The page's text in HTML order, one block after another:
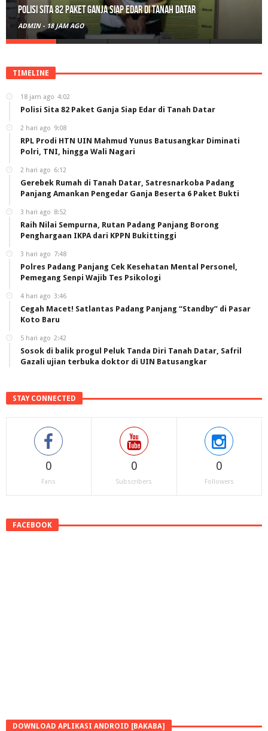
Polisi Sita 82 Paket Ganja Siap Edar di Tanah Datar
ADMIN - 18 JAM AGO
TIMELINE
18 jam ago 4:02
Polisi Sita 82 Paket Ganja Siap Edar di Tanah Datar
2 hari ago 9:08
RPL Prodi HTN UIN Mahmud Yunus Batusangkar Diminati
Polri, TNI, hingga Wali Nagari
2 hari ago 6:12
Gerebek Rumah di Tanah Datar, Satresnarkoba Padang
Panjang Amankan Pengedar Ganja Beserta 6 Paket Bukti
3 hari ago 8:52
Raih Nilai Sempurna, Rutan Padang Panjang Borong
Penghargaan IKPA dari KPPN Bukittinggi
3 hari ago 7:48
Polres Padang Panjang Cek Kesehatan Mental Personel,
Pemegang Senpi Wajib Tes Psikologi
4 hari ago 3:46
Cegah Macet! Satlantas Padang Panjang “Standby” di Pasar
Koto Baru
5 hari ago 2:42
Sosok di balik progul Peluk Tanda Diri Tanah Datar, Safril
Gazali ujian terbuka doktor di UIN Batusangkar
STAY CONNECTED
0
Fans
0
Subscribers
0
Followers
FACEBOOK
DOWNLOAD APLIKASI ANDROID [BAKABA]